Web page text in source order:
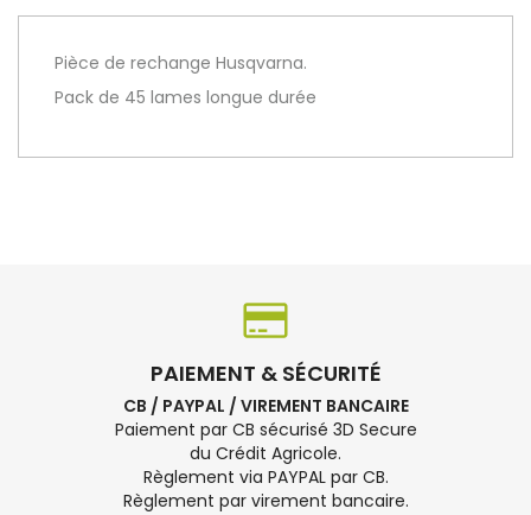
Pièce de rechange Husqvarna.
Pack de 45 lames longue durée
PAIEMENT & SÉCURITÉ
CB / PAYPAL / VIREMENT BANCAIRE
Paiement par CB sécurisé 3D Secure
du Crédit Agricole.
Règlement via PAYPAL par CB.
Règlement par virement bancaire.